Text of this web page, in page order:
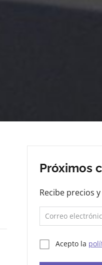
Próximos
Recibe precios
Acepto la